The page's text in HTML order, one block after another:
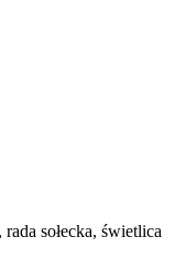
sołecka, świetlica